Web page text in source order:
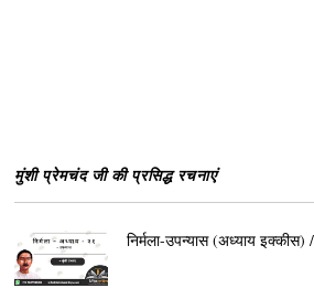
मुंशी प्रेमचंद जी की प्रसिद्ध रचनाएं
निर्मला-उपन्यास (अध्याय